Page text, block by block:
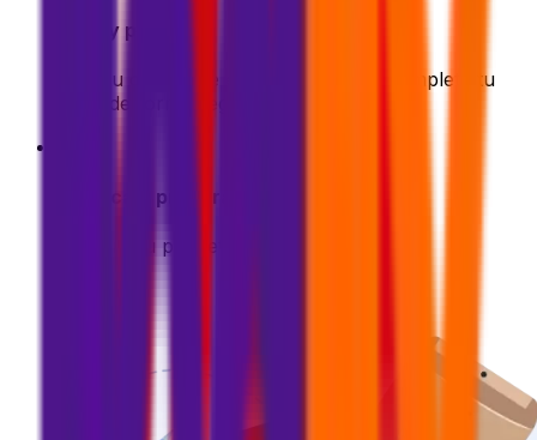
Elige y paga
Elige tu opción de envío preferida y completa tu
pago de forma segura
Empaca y prepara
Prepara tu paquete